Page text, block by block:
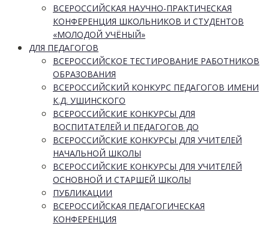
ВСЕРОССИЙСКАЯ НАУЧНО-ПРАКТИЧЕСКАЯ
КОНФЕРЕНЦИЯ ШКОЛЬНИКОВ И СТУДЕНТОВ
«МОЛОДОЙ УЧЁНЫЙ»
ДЛЯ ПЕДАГОГОВ
ВСЕРОССИЙСКОЕ ТЕСТИРОВАНИЕ РАБОТНИКОВ
ОБРАЗОВАНИЯ
ВСЕРОССИЙСКИЙ КОНКУРС ПЕДАГОГОВ ИМЕНИ
К.Д. УШИНСКОГО
ВСЕРОССИЙСКИЕ КОНКУРСЫ ДЛЯ
ВОСПИТАТЕЛЕЙ И ПЕДАГОГОВ ДО
ВСЕРОССИЙСКИЕ КОНКУРСЫ ДЛЯ УЧИТЕЛЕЙ
НАЧАЛЬНОЙ ШКОЛЫ
ВСЕРОССИЙСКИЕ КОНКУРСЫ ДЛЯ УЧИТЕЛЕЙ
ОСНОВНОЙ И СТАРШЕЙ ШКОЛЫ
ПУБЛИКАЦИИ
ВСЕРОССИЙСКАЯ ПЕДАГОГИЧЕСКАЯ
КОНФЕРЕНЦИЯ